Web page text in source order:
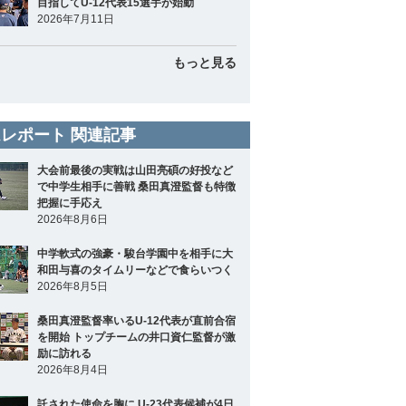
目指してU-12代表15選手が始動
2026年7月11日
もっと見る
ポート 関連記事
大会前最後の実戦は山田亮碩の好投など
で中学生相手に善戦 桑田真澄監督も特徴
把握に手応え
2026年8月6日
中学軟式の強豪・駿台学園中を相手に大
和田与喜のタイムリーなどで食らいつく
2026年8月5日
桑田真澄監督率いるU-12代表が直前合宿
を開始 トップチームの井口資仁監督が激
励に訪れる
2026年8月4日